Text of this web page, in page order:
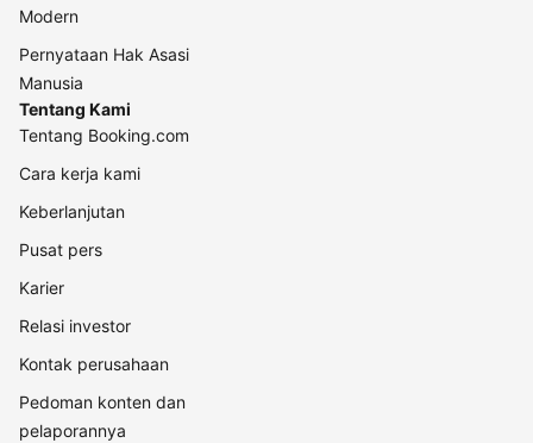
Modern
Pernyataan Hak Asasi
Manusia
Tentang Kami
Tentang Booking.com
Cara kerja kami
Keberlanjutan
Pusat pers
Karier
Relasi investor
Kontak perusahaan
Pedoman konten dan
pelaporannya